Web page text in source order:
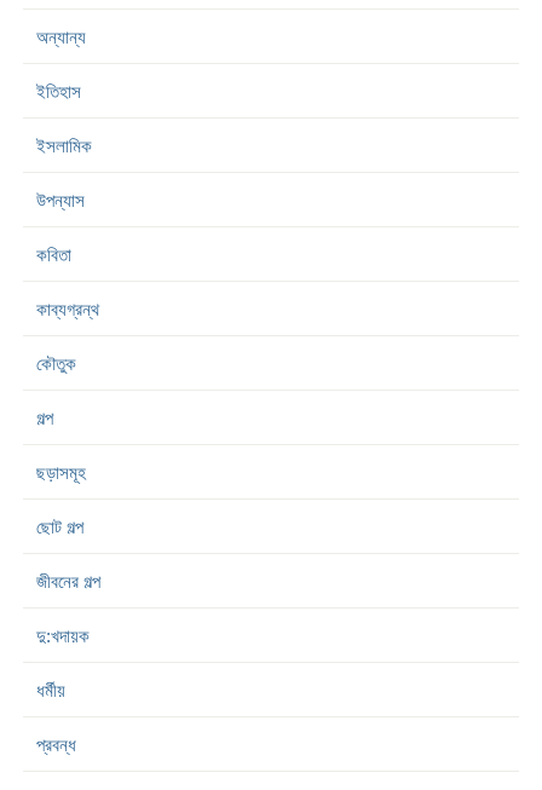
অন্যান্য
ইতিহাস
ইসলামিক
উপন্যাস
কবিতা
কাব্যগ্রন্থ
কৌতুক
গল্প
ছড়াসমূহ
ছোট গল্প
জীবনের গল্প
দু:খদায়ক
ধর্মীয়
প্রবন্ধ